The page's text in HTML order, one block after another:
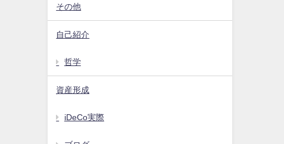
その他
自己紹介
哲学
資産形成
iDeCo実際